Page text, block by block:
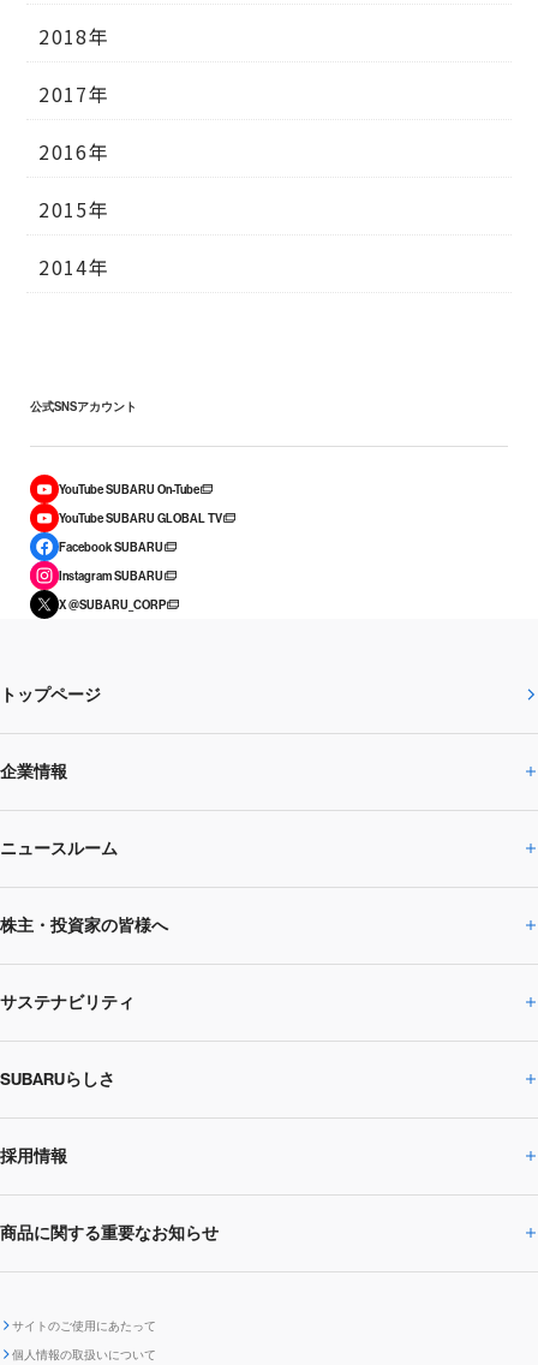
2018年
2017年
2016年
2015年
2014年
公式SNSアカウント
YouTube SUBARU On-Tube
YouTube SUBARU GLOBAL TV
Facebook SUBARU
Instagram SUBARU
X @SUBARU_CORP
トップページ
企業情報
企業情報トップ
SUBARUのありたい姿
SUBARU 2025方針
事業所・関係会社
ニュースルーム
ニュースルームトップ
ニュースリリース
閉じる
株主・投資家の皆様へ
株主・投資家の皆様へトップ
企業・経営
IRライブラリー
株主・投資家サポート
IRカレンダー
サステナビリティ
サステナビリティトップ
CEOサステナビリティ
環境
ガバナンス
SUBARUらしさ
SUBARUらしさトップ
SUBARUびと
SUBARUデザイン
採用情報
採用情報トップ
商品に関する重要なお知らせ
サイトのご使用にあたって
個人情報の取扱いについて